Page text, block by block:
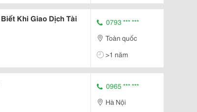
Khi Giao Dịch Tài
0793 *** ***
Toàn quốc
>1 năm
0965 *** ***
Hà Nội